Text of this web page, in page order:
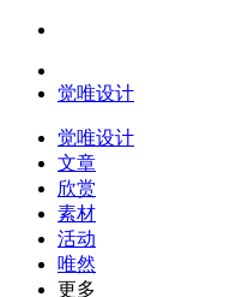
觉唯设计
觉唯设计
文章
欣赏
素材
活动
唯然
更多